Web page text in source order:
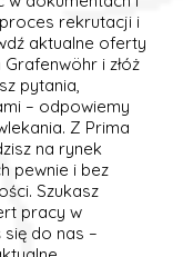
rekrutacji i
aktualne oferty
i złóż
pytania,
– odpowiemy
Z Prima
na rynek
pewnie i bez
Szukasz
pracy w
się do nas –